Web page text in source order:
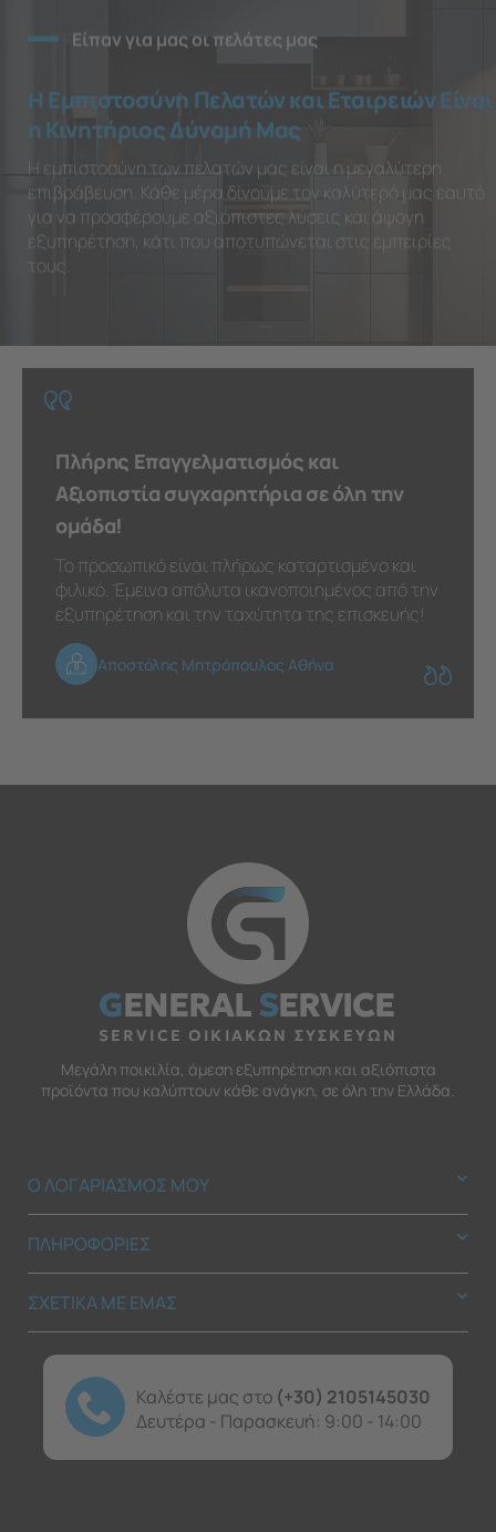
Είπαν για μας οι πελάτες μας
Η Εμπιστοσύνη Πελατών και Εταιρειών Είναι
η Κινητήριος Δύναμή Μας
Η εμπιστοσύνη των πελατών μας είναι η μεγαλύτερη
επιβράβευση. Κάθε μέρα δίνουμε τον καλύτερό μας εαυτό
για να προσφέρουμε αξιόπιστες λύσεις και άψογη
εξυπηρέτηση, κάτι που αποτυπώνεται στις εμπειρίες
τους.
Πλήρης Επαγγελματισμός και
Αξιοπιστία συγχαρητήρια σε όλη την
ομάδα!
Το προσωπικό είναι πλήρως καταρτισμένο και
φιλικό. Έμεινα απόλυτα ικανοποιημένος από την
εξυπηρέτηση και την ταχύτητα της επισκευής!
Αποστόλης Μητρόπουλος Αθήνα
GENERALSERVICE
SERVICE ΟΙΚΙΑΚΩΝ ΣΥΣΚΕΥΩΝ
Μεγάλη ποικιλία, άμεση εξυπηρέτηση και αξιόπιστα
προϊόντα που καλύπτουν κάθε ανάγκη, σε όλη την Ελλάδα.
Ο ΛΟΓΑΡΙΑΣΜΟΣ ΜΟΥ
ΠΛΗΡΟΦΟΡΙΕΣ
ΣΧΕΤΙΚΑ ΜΕ ΕΜΑΣ
Καλέστε μας στο (+30) 2105145030
Δευτέρα - Παρασκευή: 9:00 - 14:00